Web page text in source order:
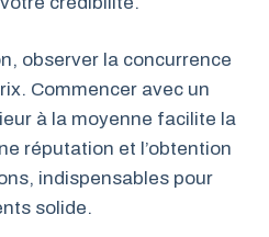
observer la concurrence
Commencer avec un
à la moyenne facilite la
réputation et l’obtention
indispensables pour
solide.